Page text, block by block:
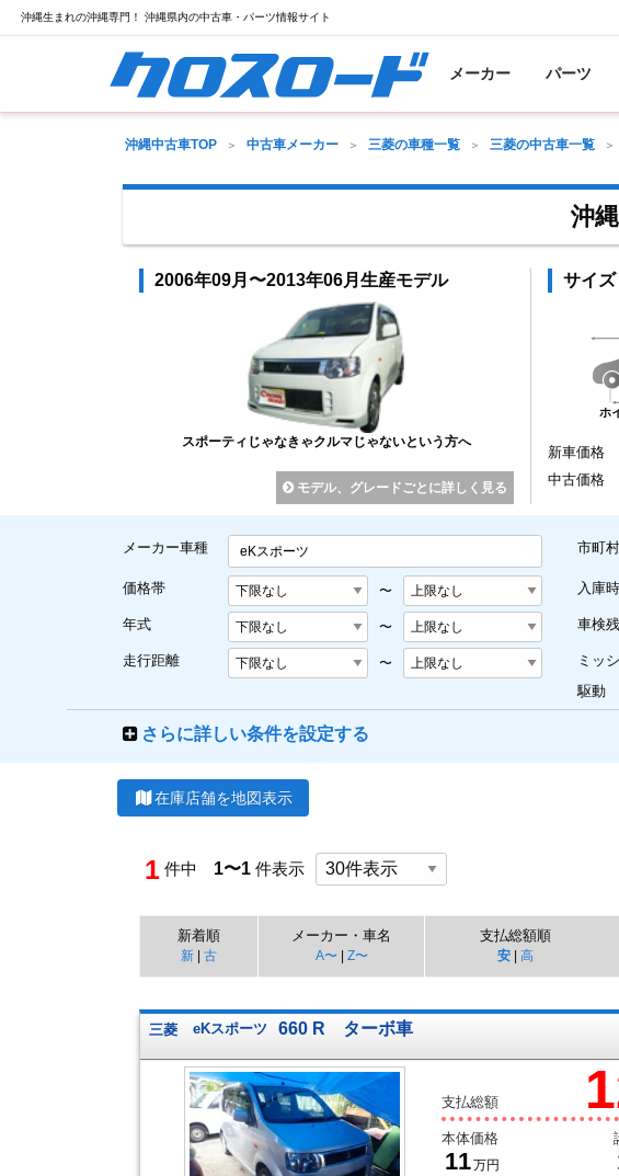
沖縄生まれの沖縄専門！ 沖縄県内の中古車・パーツ情報サイト
メーカー パーツ
沖縄中古車TOP 中古車メーカー 三菱の車種一覧 三菱の中古車一覧
沖
2006年09月〜2013年06月生産モデル
スポーティじゃなきゃクルマじゃないという方へ
モデル、グレードごとに詳しく見る
サイ
ホ
新車価格
中古価格
メーカー車種 eKスポーツ
価格帯 〜
年式 〜
走行距離 〜
市町村
入庫
車検残
ミッ
駆動
さらに詳しい条件を設定する
在庫店舗を地図表示
1 件中 1〜1 件表示
新着順
新 | 古
メーカー・車名
A〜| Z〜
支払総額順
安| 高
三菱 eKスポーツ 660 R ターボ車
支払総額
本体価格
11万円